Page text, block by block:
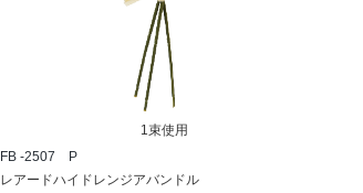
1束使用
FB -2507 P
レアードハイドレンジアバンドル